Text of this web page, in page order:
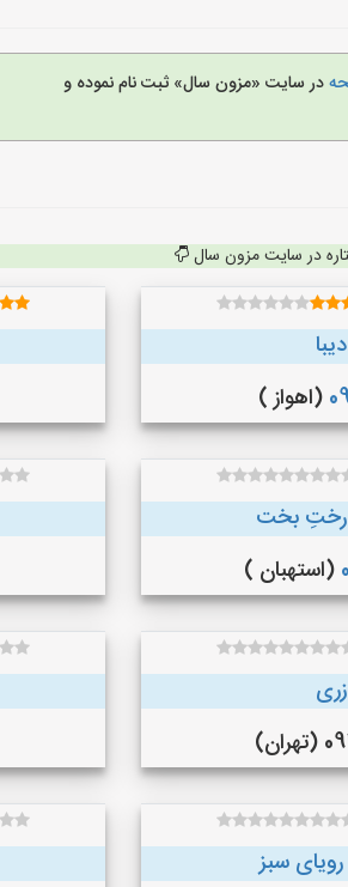
در سایت «مزون سال» ثبت نام نموده و
در سایت مزون سال
(اهواز )
بخت
(استهبان )
سبز